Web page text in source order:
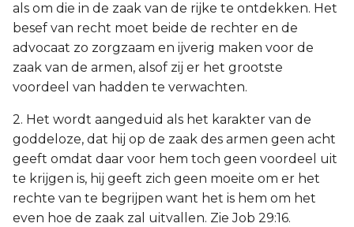
als om die in de zaak van de rijke te ontdekken. Het
besef van recht moet beide de rechter en de
advocaat zo zorgzaam en ijverig maken voor de
zaak van de armen, alsof zij er het grootste
voordeel van hadden te verwachten.
2. Het wordt aangeduid als het karakter van de
goddeloze, dat hij op de zaak des armen geen acht
geeft omdat daar voor hem toch geen voordeel uit
te krijgen is, hij geeft zich geen moeite om er het
rechte van te begrijpen want het is hem om het
even hoe de zaak zal uitvallen. Zie Job 29:16.